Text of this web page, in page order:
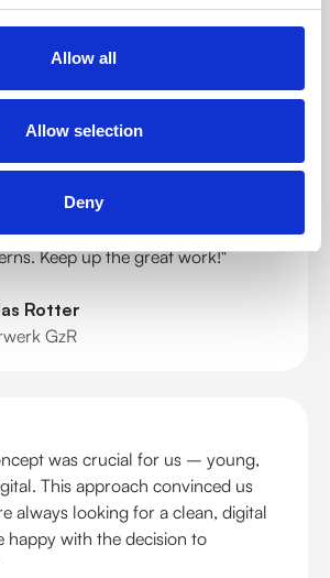
Allow all
Allow selection
Deny
Pieper
to have finally found a solution
time is always within minutes,
with the right answers for various
Keep up the great work!"
Rotter
GzR
was crucial for us – young,
This approach convinced us
always looking for a clean, digital
happy with the decision to